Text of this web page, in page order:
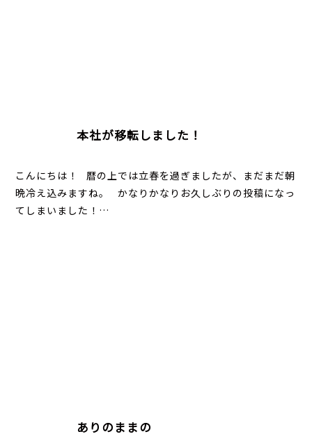
本社が移転しました！
こんにちは！ 暦の上では立春を過ぎましたが、まだまだ朝
晩冷え込みますね。 かなりかなりお久しぶりの投稿になっ
てしまいました！…
ありのままの